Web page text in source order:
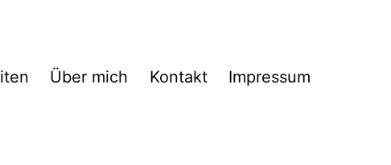
Über mich Kontakt Impressum